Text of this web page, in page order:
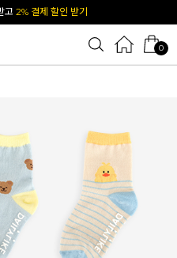
고 2% 결제 할인 받기
0